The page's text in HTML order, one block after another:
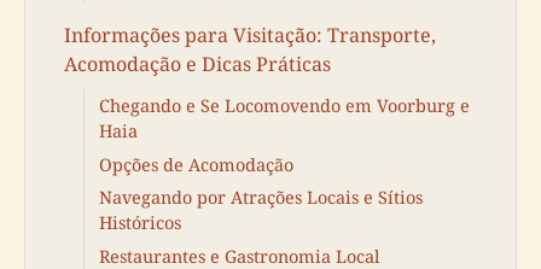
Informações para Visitação: Transporte,
Acomodação e Dicas Práticas
Chegando e Se Locomovendo em Voorburg e
Haia
Opções de Acomodação
Navegando por Atrações Locais e Sítios
Históricos
Restaurantes e Gastronomia Local